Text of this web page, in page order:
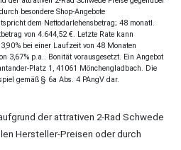
besondere Shop-Angebote
dem Nettodarlehensbetrag; 48 monatl.
von 4.644,52 €. Letzte Rate kann
bei einer Laufzeit von 48 Monaten
3,67% p.a.. Bonität vorausgesetzt. Ein Angebot
Platz 1, 41061 Mönchengladbach. Die
gemäß § 6a Abs. 4 PAngV dar.
der attrativen 2-Rad Schwede
Hersteller-Preisen oder durch